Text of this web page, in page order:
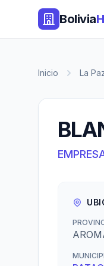
Bolivia
Inicio La